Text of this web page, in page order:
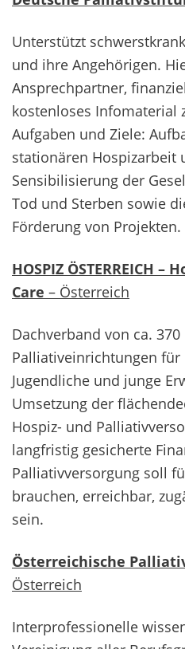
Unterstützt
und ihre Angehörigen.
Ansprechpartner,
kostenloses Infomaterial
Aufgaben und Ziele:
stationären Hospizarbeit
Sensibilisierung der
Tod und Sterben sowie
Förderung von Projekten.
HOSPIZ ÖSTERREICH
Care – Österreich
Dachverband von ca.
Palliativeinrichtungen für
Jugendliche und junge
Umsetzung der
Hospiz- und
langfristig gesicherte
Palliativversorgung soll
brauchen, erreichbar,
sein.
Österreichische
Österreich
Interprofessionelle